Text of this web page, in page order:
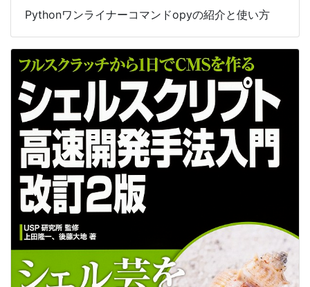
Pythonワンライナーコマンドopyの紹介と使い方